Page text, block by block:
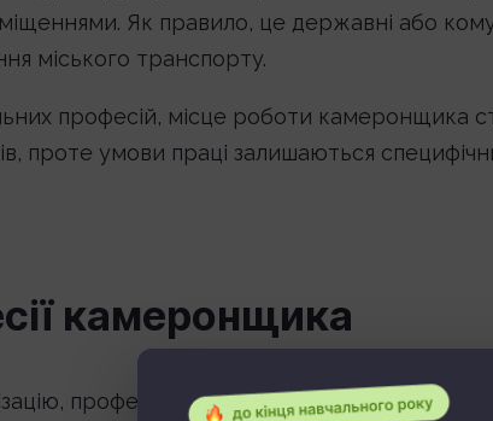
Як правило, це державні або
міського транспорту.
професій, місце роботи камеронщика
проте умови праці залишаються
камеронщика
професія камеронщика має ряд